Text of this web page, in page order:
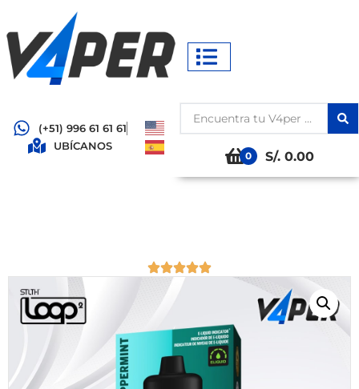
(+51) 996 61 61 61
UBÍCANOS
0
S/. 0.00